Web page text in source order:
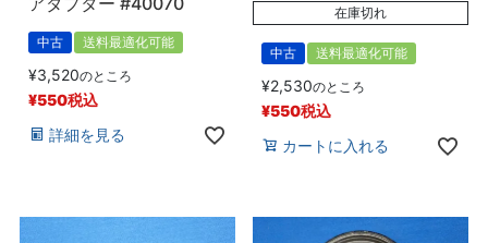
中古 送料最適化可能
¥3,520のところ
¥550税込
詳細を見る
在庫切れ
中古 送料最適化可能
¥2,530のところ
¥550税込
カートに入れる